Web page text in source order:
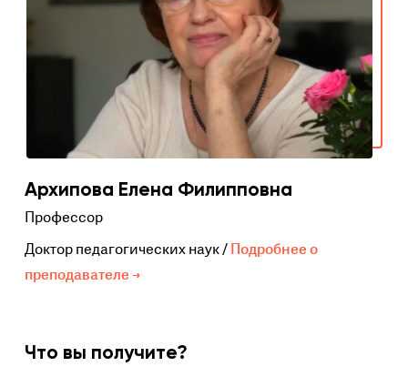
Архипова Елена Филипповна
Профессор
Доктор педагогических наук /Подробнее о
преподавателе →
Что вы получите?